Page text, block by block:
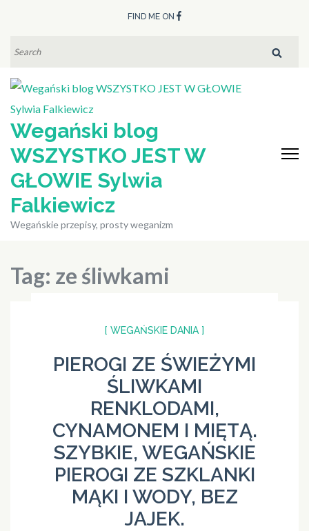
content
(Press
Enter)
FIND ME ON
Wegański blog
WSZYSTKO JEST W
GŁOWIE Sylwia
Falkiewicz
Wegańskie przepisy, prosty weganizm
Tag: ze śliwkami
[ WEGAŃSKIE DANIA ]
PIEROGI ZE ŚWIEŻYMI
ŚLIWKAMI
RENKLODAMI,
CYNAMONEM I MIĘTĄ.
SZYBKIE, WEGAŃSKIE
PIEROGI ZE SZKLANKI
MĄKI I WODY, BEZ
JAJEK.